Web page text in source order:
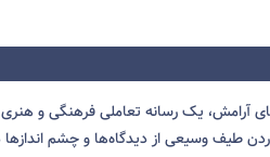
آرامش، یک رسانه تعاملی فرهنگی و
وسیعی از دیدگاه‌ها و چشم انداز‌ها در